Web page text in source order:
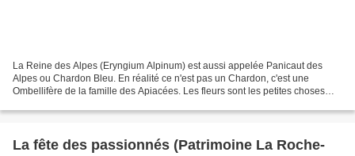
La Reine des Alpes (Eryngium Alpinum) est aussi appelée Panicaut des
Alpes ou Chardon Bleu. En réalité ce n'est pas un Chardon, c'est une
Ombellifère de la famille des Apiacées. Les fleurs sont les petites choses
La fête des passionnés (Patrimoine La Roche-